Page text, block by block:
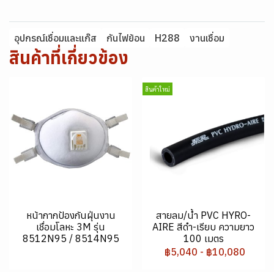
อุปกรณ์เชื่อมและแก๊ส กันไฟย้อน H288 งานเชื่อม
สินค้าที่เกี่ยวข้อง
หน้ากากป้องกันฝุ่นงาน
เชื่อมโลหะ 3M รุ่น
8512N95 / 8514N95
สินค้าใหม่
สายลม/น้ำ PVC HYRO-
AIRE สีดำ-เรียบ ความยาว
100 เมตร
฿5,040 - ฿10,080